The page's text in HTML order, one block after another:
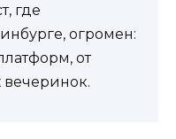
где
огромен:
от